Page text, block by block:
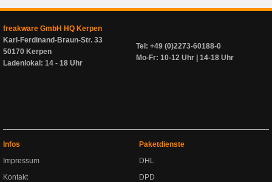
freakware GmbH HQ Kerpen
Karl-Ferdinand-Braun-Str. 33
50170 Kerpen
Ladenlokal: 14 - 18 Uhr
Tel: +49 (0)2273-60188-0
Mo-Fr: 10-12 Uhr | 14-18 Uhr
Infos
Impressum
Kontakt
Paketdienste
DHL
DPD